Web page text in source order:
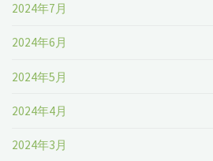
2024年7月
2024年6月
2024年5月
2024年4月
2024年3月